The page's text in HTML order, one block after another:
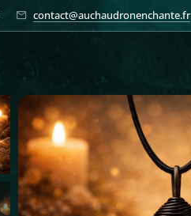
contact@auchaudronenchante.fr